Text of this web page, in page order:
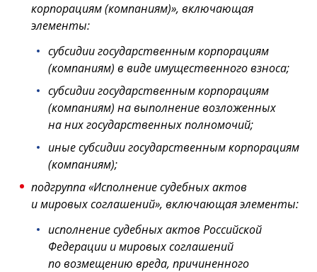
корпорациям (компаниям)», включающая
элементы:
субсидии государственным корпорациям
(компаниям) в виде имущественного взноса;
субсидии государственным корпорациям
(компаниям) на выполнение возложенных
на них государственных полномочий;
иные субсидии государственным корпорациям
(компаниям);
подгруппа «Исполнение судебных актов
и мировых соглашений», включающая элементы:
исполнение судебных актов Российской
Федерации и мировых соглашений
по возмещению вреда, причиненного